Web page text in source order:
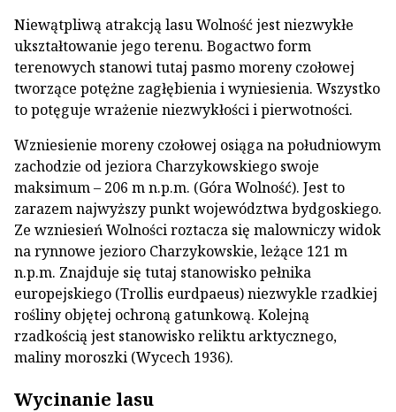
Niewątpliwą atrakcją lasu Wolność jest niezwykłe
ukształtowanie jego terenu. Bogactwo form
terenowych stanowi tutaj pasmo moreny czołowej
tworzące potężne zagłębienia i wyniesienia. Wszystko
to potęguje wrażenie niezwykłości i pierwotności.
Wzniesienie moreny czołowej osiąga na południowym
zachodzie od jeziora Charzykowskiego swoje
maksimum – 206 m n.p.m. (Góra Wolność). Jest to
zarazem najwyższy punkt województwa bydgoskiego.
Ze wzniesień Wolności roztacza się malowniczy widok
na rynnowe jezioro Charzykowskie, leżące 121 m
n.p.m. Znajduje się tutaj stanowisko pełnika
europejskiego (Trollis eurdpaeus) niezwykle rzadkiej
rośliny objętej ochroną gatunkową. Kolejną
rzadkością jest stanowisko reliktu arktycznego,
maliny moroszki (Wycech 1936).
Wycinanie lasu